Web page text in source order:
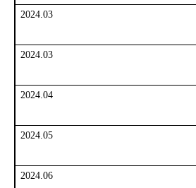
2024.03
2024.03
2024.04
2024.05
2024.06